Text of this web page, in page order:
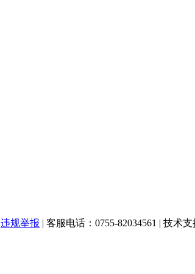
违规举报 | 客服电话：0755-82034561 | 技术支